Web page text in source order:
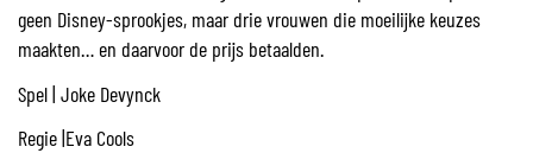
geen Disney-sprookjes, maar drie vrouwen die moeilijke keuzes
maakten… en daarvoor de prijs betaalden.
Spel | Joke Devynck
Regie |Eva Cools